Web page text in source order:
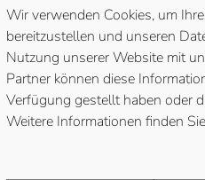
von Middelburg während
hat aber auch unendlich
(inklusive).
VON
Wir verwenden Cookies, um
bereitzustellen und unseren
Nutzung unserer Website mit
Partner können diese
Verfügung gestellt haben oder
Weitere Informationen finden